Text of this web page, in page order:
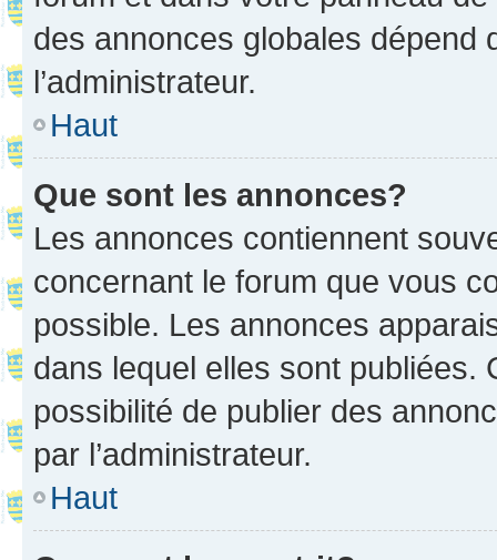
des annonces globales dépend
l’administrateur.
Haut
Que sont les annonces?
Les annonces contiennent
concernant le forum que vous
possible. Les annonces
dans lequel elles sont publiées.
possibilité de publier des
par l’administrateur.
Haut